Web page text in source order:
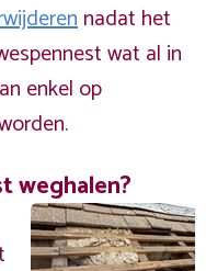
nadat het
wat al in
enkel op
weghalen?